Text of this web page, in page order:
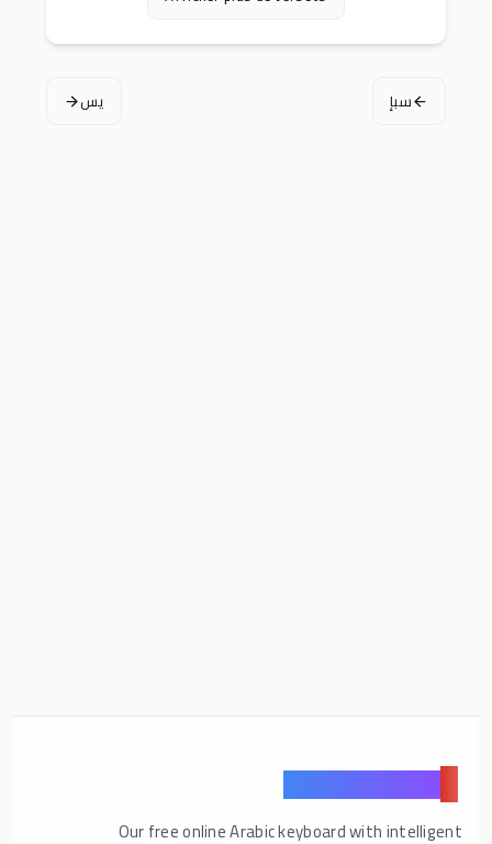
سبإ يس
ع
Our free online Arabic keyboard with intelligent